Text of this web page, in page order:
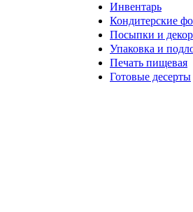
Инвентарь
Кондитерские
Посыпки и декор
Упаковка и
Печать пищевая
Готовые десерты